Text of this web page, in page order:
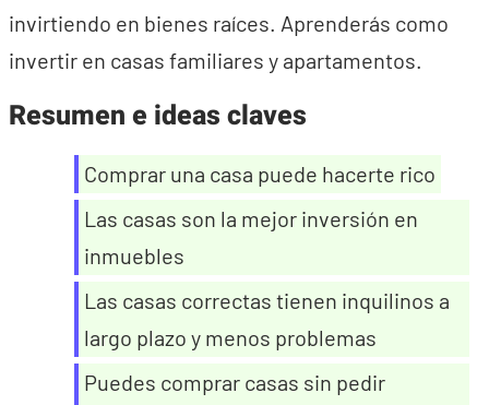
invirtiendo en bienes raíces. Aprenderás como
invertir en casas familiares y apartamentos.
Resumen e ideas claves
Comprar una casa puede hacerte rico
Las casas son la mejor inversión en
inmuebles
Las casas correctas tienen inquilinos a
largo plazo y menos problemas
Puedes comprar casas sin pedir